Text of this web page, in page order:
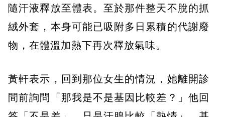
隨汗液釋放至體表。至於那件整天不脫的抓
絨外套，本身可能已吸附多日累積的代謝廢
物，在體溫加熱下再次釋放氣味。
黃軒表示，回到那位女生的情況，她離開診
間前詢問「那我是不是基因比較差？」他回